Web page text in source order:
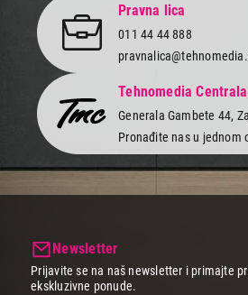
Pravna lica
011 44 44 888
Tehnomedia Centrala
Generala Gambete 44,
Pronađite nas u jednom
Newsletter
Prijavite se na naš newsletter i primajte
ekskluzivne ponude.